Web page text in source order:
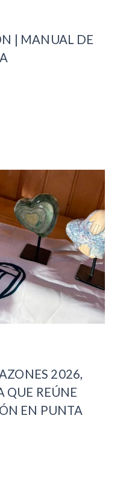
| MANUAL DE
2026,
QUE REÚNE
EN PUNTA